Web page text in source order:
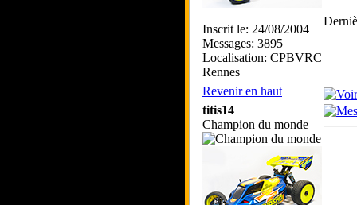
Inscrit le: 24/08/2004
Messages: 3895
Localisation: CPBVRC
Rennes
Revenir en haut
titis14
Champion du monde